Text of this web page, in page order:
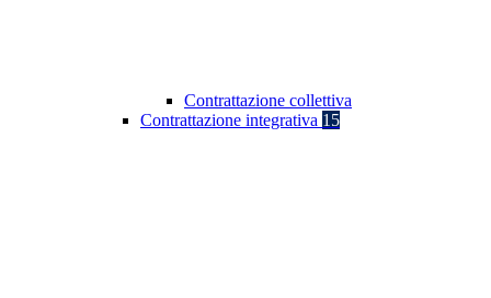
Contrattazione collettiva
Contrattazione integrativa 15